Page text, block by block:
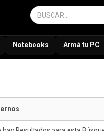
Notebooks Armá tu PC